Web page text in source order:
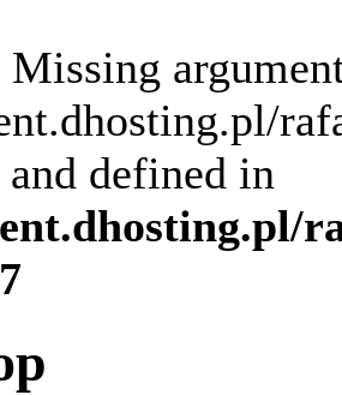
Missing
defined in